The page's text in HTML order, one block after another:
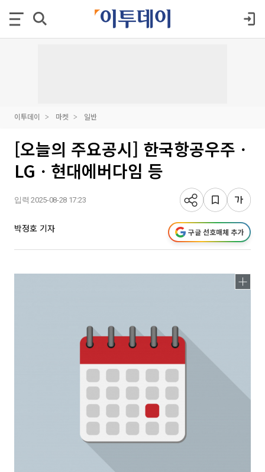
이투데이 마켓 일반
[오늘의 주요공시] 한국항공우주ㆍ
LGㆍ현대에버다임 등
입력 2025-08-28 17:23
박정호 기자 구글 선호매체 추가